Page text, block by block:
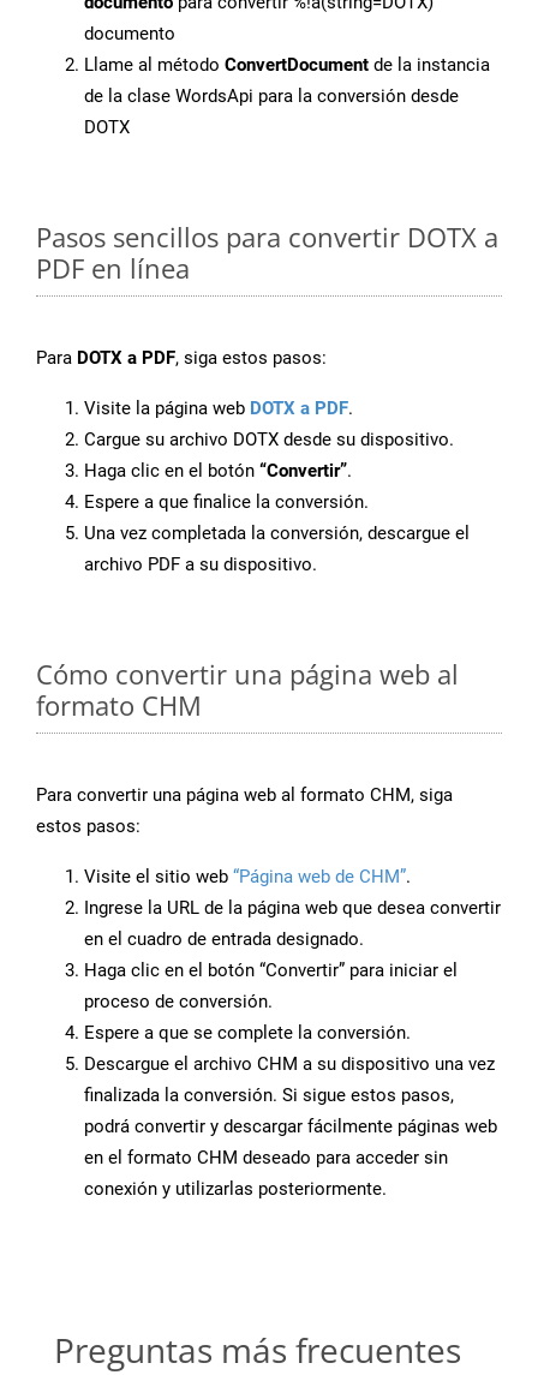
documento
Llame al método ConvertDocument de la instancia
de la clase WordsApi para la conversión desde
DOTX
Pasos sencillos para convertir DOTX a
PDF en línea
Para DOTX a PDF, siga estos pasos:
Visite la página web DOTX a PDF.
Cargue su archivo DOTX desde su dispositivo.
Haga clic en el botón “Convertir”.
Espere a que finalice la conversión.
Una vez completada la conversión, descargue el
archivo PDF a su dispositivo.
Cómo convertir una página web al
formato CHM
Para convertir una página web al formato CHM, siga
estos pasos:
Visite el sitio web “Página web de CHM”.
Ingrese la URL de la página web que desea convertir
en el cuadro de entrada designado.
Haga clic en el botón “Convertir” para iniciar el
proceso de conversión.
Espere a que se complete la conversión.
Descargue el archivo CHM a su dispositivo una vez
finalizada la conversión. Si sigue estos pasos,
podrá convertir y descargar fácilmente páginas web
en el formato CHM deseado para acceder sin
conexión y utilizarlas posteriormente.
Preguntas más frecuentes